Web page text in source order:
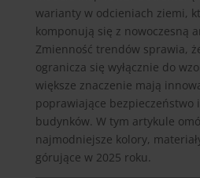
warianty w odcieniach ziemi,
komponują się z nowoczesną
Zmienność trendów sprawia,
ogranicza się wyłącznie do
większe znaczenie mają
poprawiające bezpieczeństwo
budynków. W tym artykule
najmodniejsze kolory,
górujące w 2025 roku.